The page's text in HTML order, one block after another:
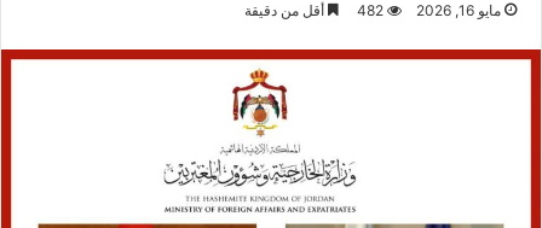
مايو 16, 2026 482 أقل من دقيقة